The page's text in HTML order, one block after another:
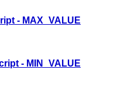
- MAX_VALUE
- MIN_VALUE